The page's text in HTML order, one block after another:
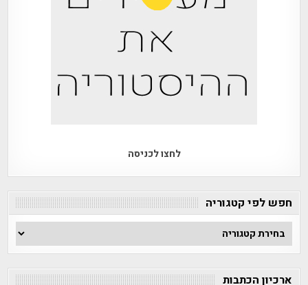
לחצו לכניסה
חפש לפי קטגוריה
חפש
לפי
קטגוריה
ארכיון הכתבות